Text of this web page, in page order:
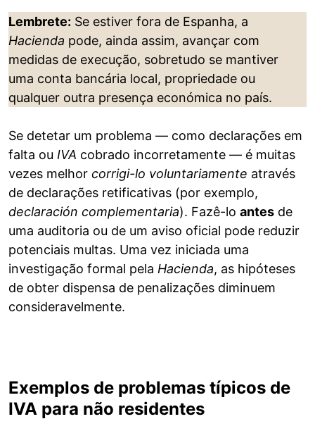
Lembrete: Se estiver fora de Espanha, a
Hacienda pode, ainda assim, avançar com
medidas de execução, sobretudo se mantiver
uma conta bancária local, propriedade ou
qualquer outra presença económica no país.
Se detetar um problema — como declarações em
falta ou IVA cobrado incorretamente — é muitas
vezes melhor corrigi-lo voluntariamente através
de declarações retificativas (por exemplo,
declaración complementaria). Fazê-lo antes de
uma auditoria ou de um aviso oficial pode reduzir
potenciais multas. Uma vez iniciada uma
investigação formal pela Hacienda, as hipóteses
de obter dispensa de penalizações diminuem
consideravelmente.
Exemplos de problemas típicos de
IVA para não residentes